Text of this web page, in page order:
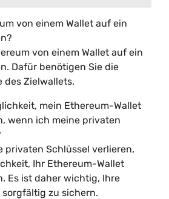
von einem Wallet auf ein
von einem Wallet auf ein
Dafür benötigen Sie die
des Zielwallets.
mein Ethereum-Wallet
wenn ich meine privaten
privaten Schlüssel verlieren,
Ihr Ethereum-Wallet
Es ist daher wichtig, Ihre
zu sichern.